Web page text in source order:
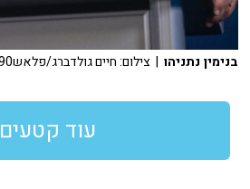
בנימין נתניהו | צילום: חיים גולדברג/פלאש90
עוד קטעים